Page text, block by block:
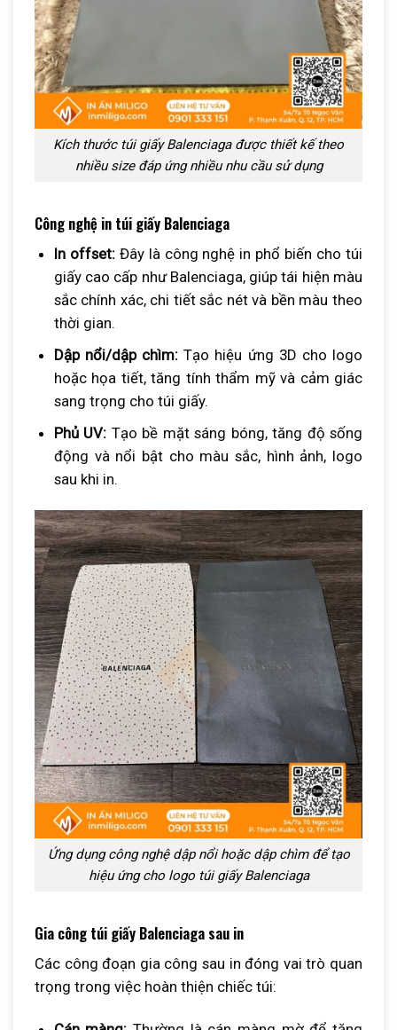
Kích thước túi giấy Balenciaga được thiết kế theo
nhiều size đáp ứng nhiều nhu cầu sử dụng
Công nghệ in túi giấy Balenciaga
In offset:Đây là công nghệ in phổ biến cho túi
giấy cao cấp như Balenciaga, giúp tái hiện màu
sắc chính xác, chi tiết sắc nét và bền màu theo
thời gian.
Dập nổi/dập chìm:Tạo hiệu ứng 3D cho logo
hoặc họa tiết, tăng tính thẩm mỹ và cảm giác
sang trọng cho túi giấy.
Phủ UV: Tạo bề mặt sáng bóng, tăng độ sống
động và nổi bật cho màu sắc, hình ảnh, logo
sau khi in.
Ứng dụng công nghệ dập nổi hoặc dập chìm để tạo
hiệu ứng cho logo túi giấy Balenciaga
Gia công túi giấy Balenciaga sau in
Các công đoạn gia công sau in đóng vai trò quan
trọng trong việc hoàn thiện chiếc túi: